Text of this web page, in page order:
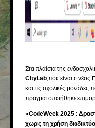
Στα πλαίσια της
CityLab,που είναι ο
και τις σχολικές
πραγματοποιήθηκε
«CodeWeek 2025 :
χωρίς τη χρήση